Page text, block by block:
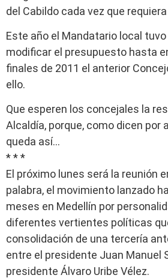
del Cabildo cada vez que
Este año el Mandatario local
modificar el presupuesto hasta
finales de 2011 el anterior
ello.
Que esperen los concejales la
Alcaldía, porque, como dicen por
queda así…
* * *
El próximo lunes será la reunión
palabra, el movimiento lanzado
meses en Medellín por
diferentes vertientes políticas
consolidación de una tercería
entre el presidente Juan Manuel
presidente Álvaro Uribe Vélez.